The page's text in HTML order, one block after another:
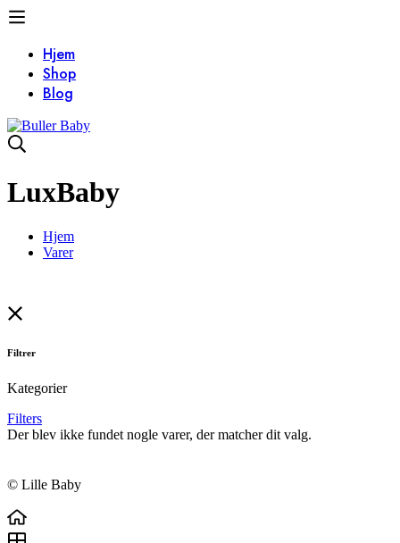
Hjem
Shop
Blog
LuxBaby
Hjem
Varer
Filtrer
Kategorier
Filters
Der blev ikke fundet nogle varer, der matcher dit valg.
© Lille Baby